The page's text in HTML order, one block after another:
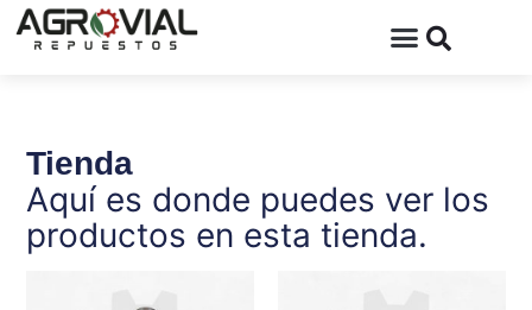
Tienda
Aquí es donde puedes ver los
productos en esta tienda.